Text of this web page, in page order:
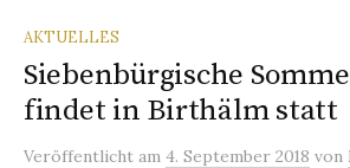
AKTUELLES
Siebenbürgische
findet in Birthälm statt
Veröffentlicht am 4. September 2018 von